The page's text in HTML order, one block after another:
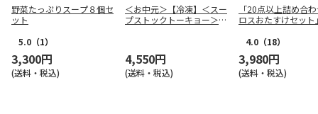
野菜たっぷりスープ８個セ
ット
5.0 （1）
3,300円
(送料・税込)
＜お中元＞【冷凍】＜スー
プストックトーキョー＞人
4,550円
(送料・税込)
「20点以上詰め合
ロスおたすけセット
4.0 （18）
3,980円
(送料・税込)